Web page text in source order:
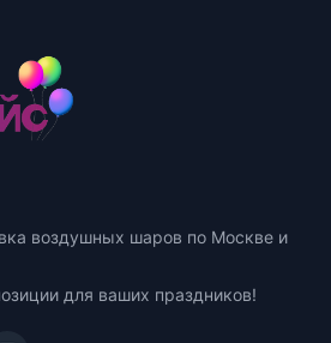
воздушных шаров по Москве и
для ваших праздников!